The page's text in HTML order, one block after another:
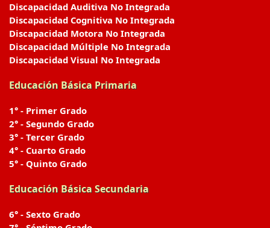
Discapacidad Auditiva No Integrada
Discapacidad Cognitiva No Integrada
Discapacidad Motora No Integrada
Discapacidad Múltiple No Integrada
Discapacidad Visual No Integrada
Educación Básica Primaria
1° - Primer Grado
2° - Segundo Grado
3° - Tercer Grado
4° - Cuarto Grado
5° - Quinto Grado
Educación Básica Secundaria
6° - Sexto Grado